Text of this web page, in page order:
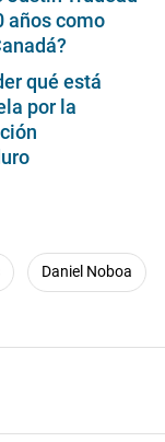
años como
qué está
por la
Daniel Noboa